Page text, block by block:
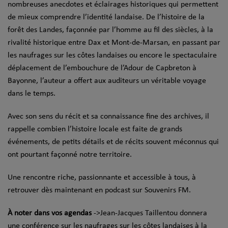
nombreuses anecdotes et éclairages historiques qui permettent
de mieux comprendre l’identité landaise. De l’histoire de la
forêt des Landes, façonnée par l’homme au fil des siècles, à la
rivalité historique entre Dax et Mont-de-Marsan, en passant par
les naufrages sur les côtes landaises ou encore le spectaculaire
déplacement de l’embouchure de l’Adour de Capbreton à
Bayonne, l’auteur a offert aux auditeurs un véritable voyage
dans le temps.
Avec son sens du récit et sa connaissance fine des archives, il
rappelle combien l’histoire locale est faite de grands
événements, de petits détails et de récits souvent méconnus qui
ont pourtant façonné notre territoire.
Une rencontre riche, passionnante et accessible à tous, à
retrouver dès maintenant en podcast sur Souvenirs FM.
À noter dans vos agendas->Jean-Jacques Taillentou donnera
une conférence sur les naufrages sur les côtes landaises à la